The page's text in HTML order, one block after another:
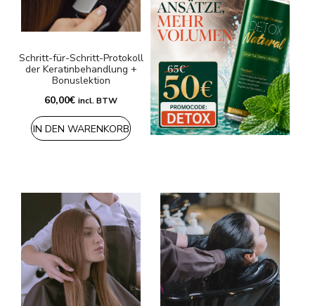
Schritt-für-Schritt-Protokoll
der Keratinbehandlung +
Bonuslektion
60,00€ incl. BTW
IN DEN WARENKORB